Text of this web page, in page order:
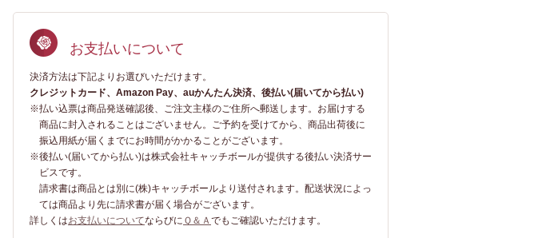
お支払いについて
決済方法は下記よりお選びいただけます。
クレジットカード、Amazon Pay、auかんたん決済、 後払い(届いてから払い)
※払い込票は商品発送確認後、ご注文主様のご住所へ郵送します。お届けする
商品に封入されることはございません。ご予約を受けてから、商品出荷後に
振込用紙が届くまでにお時間がかかることがございます。
※後払い(届いてから払い)は株式会社キャッチボールが提供する後払い決済サー
ビスです。
請求書は商品とは別に(株)キャッチボールより送付されます。配送状況によっ
ては商品より先に請求書が届く場合がございます。
詳しくはお支払いについてならびに Ｑ＆Ａ でもご確認いただけます。